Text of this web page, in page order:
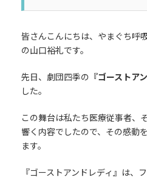
皆さんこんにちは、やまぐち呼
の山口裕礼です。
先日、劇団四季の 『ゴーストア
した。
この舞台は私たち医療従事者、
響く内容でしたので、その感動
ます。
『ゴーストアンドレディ』は、